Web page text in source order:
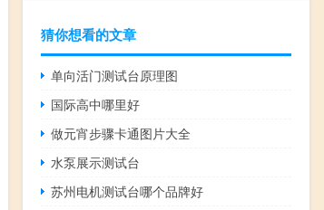
猜你想看的文章
单向活门测试台原理图
国际高中哪里好
做元宵步骤卡通图片大全
水泵展示测试台
苏州电机测试台哪个品牌好